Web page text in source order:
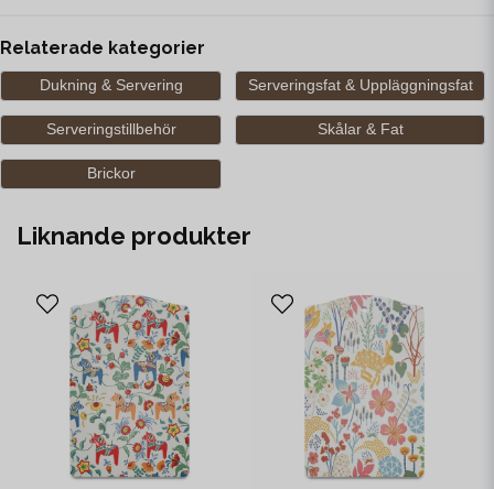
Relaterade kategorier
Dukning & Servering Serveringsfat & Uppläggningsfat
Serveringstillbehör Skålar & Fat
Brickor
Liknande produkter